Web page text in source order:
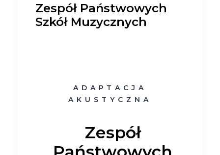
Zespół Państwowych
Szkół Muzycznych
ADAPTACJA
AKUSTYCZNA
Zespół